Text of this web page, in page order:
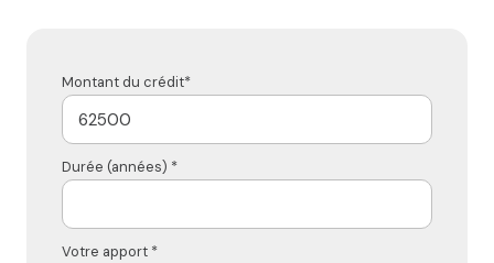
Montant du crédit*
Durée (années) *
Votre apport *